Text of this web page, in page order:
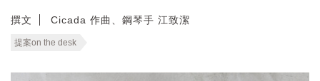
撰文 Cicada 作曲、鋼琴手 江致潔
提案on the desk